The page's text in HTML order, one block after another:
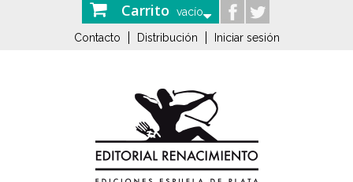
Carrito vacío
Contacto Distribución Iniciar sesión